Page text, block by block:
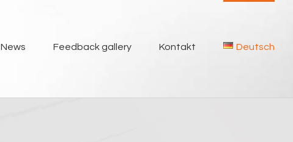
News Feedback gallery Kontakt Deutsch